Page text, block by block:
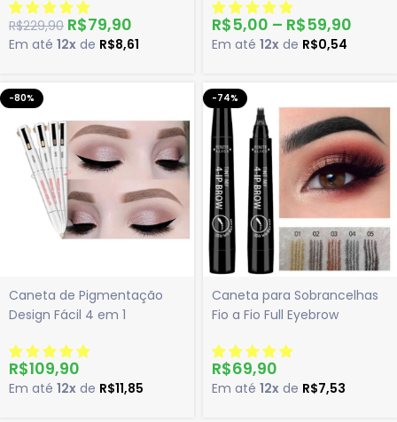
R$229,90 R$79,90
Em até 12x de R$8,61
R$5,00 – R$59,90
Em até 12x de R$0,54
-80%
Caneta de Pigmentação
Design Fácil 4 em 1
R$109,90
Em até 12x de R$11,85
-74%
Caneta para Sobrancelhas
Fio a Fio Full Eyebrow
R$69,90
Em até 12x de R$7,53